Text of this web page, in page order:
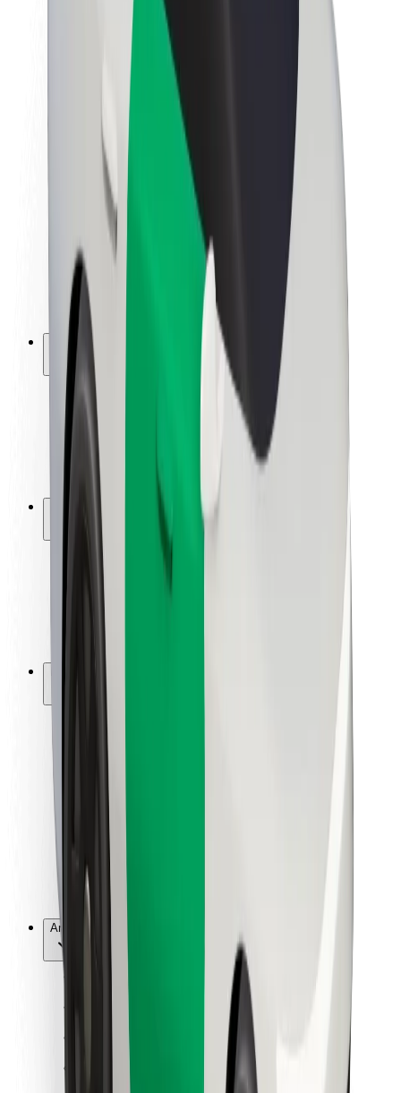
Bæredygtighed hos Bolt
Project Zero
Nyhedsrum
Retningslinjer for brand
Mission
Investorrelationer
Ledelse
Brand
Medier
Urban Fund
Sikkerhed
Passagersikkerhed
Chaufførsikkerhed
Sikkerhed på el-løbehjul
Sikkerhedscenter
Placeringer
Lufthavne
Kundeservice
For passagerer
For chauffører
For flådeejere
For restauranter
Bolt for Business
Andet